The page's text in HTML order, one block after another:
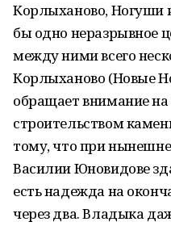
Корлыханово, Ногуши
бы одно неразрывное
между ними всего
Корлыханово (Новые
обращает внимание
строительством
тому, что при
Василии Юновидове
есть надежда на
через два. Владыка